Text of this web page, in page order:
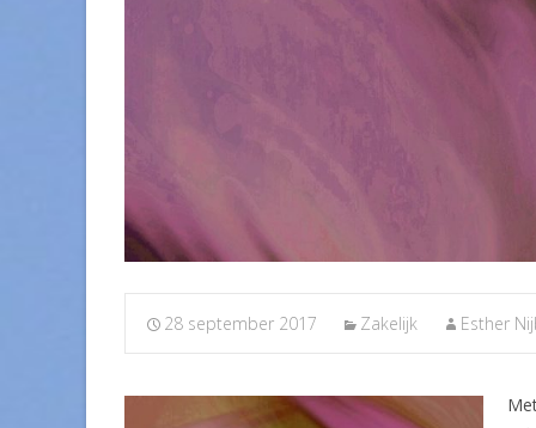
28 september 2017 Zakelijk Esther